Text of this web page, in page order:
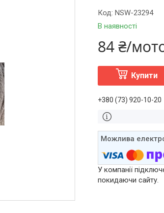
В наявності
Код: NSW-23294
84 ₴/
Купити
+380 (73) 920-10-20
У компанії
покидаючи сайту.